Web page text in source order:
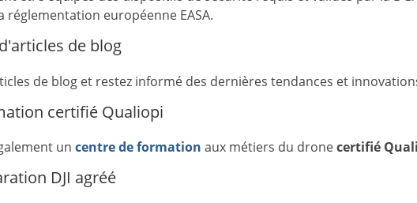
réglementation européenne EASA.
de blog
de blog et restez informé des dernières tendances et
certifié Qualiopi
un centre de formation aux métiers du dronecertifié
DJI agréé